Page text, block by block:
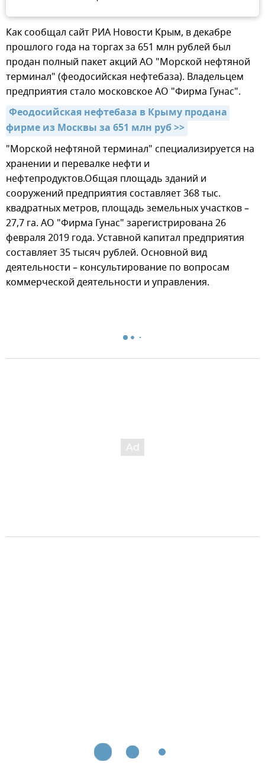
Как сообщал сайт РИА Новости Крым, в декабре
прошлого года на торгах за 651 млн рублей был
продан полный пакет акций АО "Морской нефтяной
терминал" (феодосийская нефтебаза). Владельцем
предприятия стало московское АО "Фирма Гунас".
Феодосийская нефтебаза в Крыму продана
фирме из Москвы за 651 млн руб >>
"Морской нефтяной терминал" специализируется на
хранении и перевалке нефти и
нефтепродуктов.Общая площадь зданий и
сооружений предприятия составляет 368 тыс.
квадратных метров, площадь земельных участков –
27,7 га. АО "Фирма Гунас" зарегистрирована 26
февраля 2019 года. Уставной капитал предприятия
составляет 35 тысяч рублей. Основной вид
деятельности – консультирование по вопросам
коммерческой деятельности и управления.